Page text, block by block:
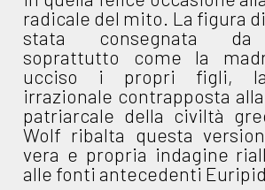
radicale del mito. La figura
stata consegnata da
soprattutto come la
ucciso i propri figli, la
irrazionale contrapposta
patriarcale della civiltà
Wolf ribalta questa
vera e propria indagine
alle fonti antecedenti